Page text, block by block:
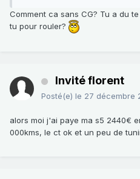
Comment ca sans CG? Tu a du
tu pour rouler?
Invité florent
Posté(e) le 27 décembre
alors moi j'ai paye ma s5 2440€
000kms, le ct ok et un peu de